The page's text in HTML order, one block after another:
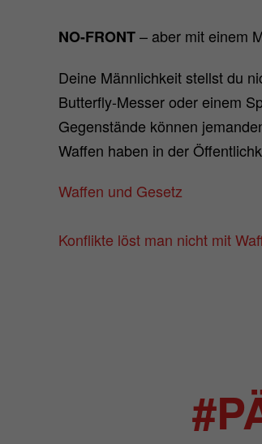
NO-FRONT– aber mit einem
Deine Männlichkeit stellst du
Butterfly-Messer oder einem
Gegenstände können
Waffen haben in der
Waffen und Gesetz
Konflikte löst man nicht mit